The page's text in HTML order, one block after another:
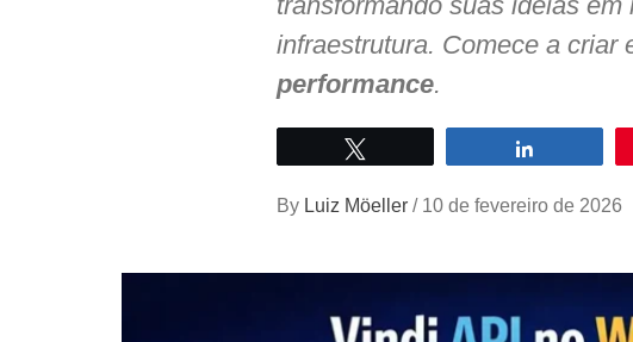
infraestrutura. Comece a criar
performance.
By Luiz Möeller / 10 de fevereiro de 2026